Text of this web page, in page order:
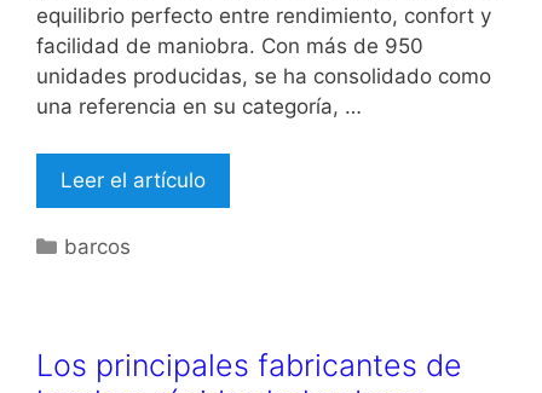
equilibrio perfecto entre rendimiento, confort y
facilidad de maniobra. Con más de 950
unidades producidas, se ha consolidado como
una referencia en su categoría, …
Leer el artículo
Categorías
barcos
Los principales fabricantes de